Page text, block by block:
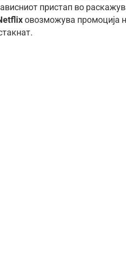
пристап во
овозможува промоција